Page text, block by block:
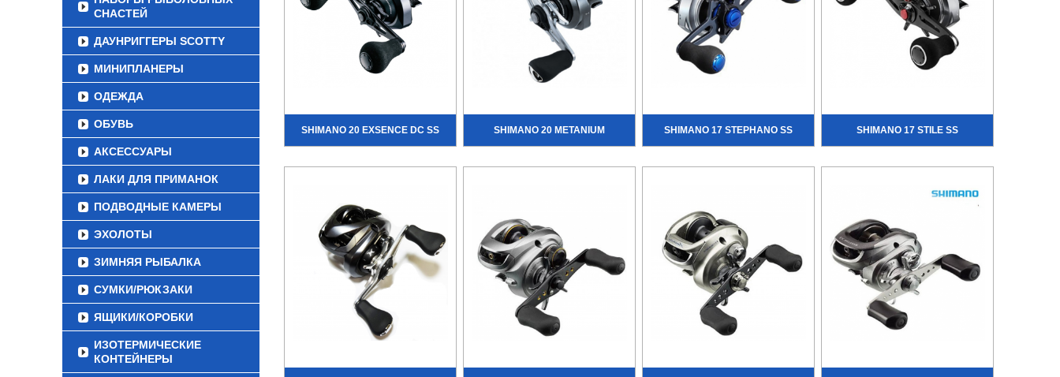
СНАСТЕЙ
ДАУНРИГГЕРЫ SCOTTY
МИНИПЛАНЕРЫ
ОДЕЖДА
ОБУВЬ
АКСЕССУАРЫ
ЛАКИ ДЛЯ ПРИМАНОК
ПОДВОДНЫЕ КАМЕРЫ
ЭХОЛОТЫ
ЗИМНЯЯ РЫБАЛКА
СУМКИ/РЮКЗАКИ
ЯЩИКИ/КОРОБКИ
ИЗОТЕРМИЧЕСКИЕ
КОНТЕЙНЕРЫ
SHIMANO 20 EXSENCE DC SS SHIMANO 20 METANIUM SHIMANO 17 STEPHANO SS SHIMANO 17 STILE SS